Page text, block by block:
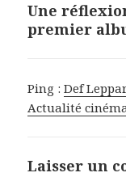
Une
premier
Ping :Def
Actualité
Laisser un